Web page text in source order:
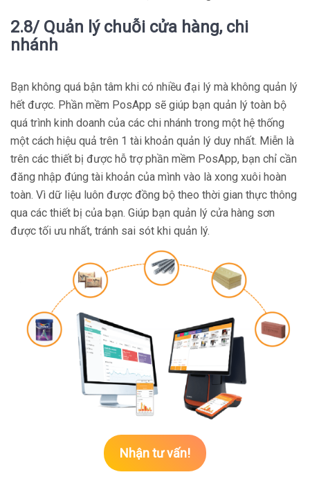
2.8/ Quản lý chuỗi cửa hàng, chi
nhánh
Bạn không quá bận tâm khi có nhiều đại lý mà không quản lý
hết được. Phần mềm PosApp sẽ giúp bạn quản lý toàn bộ
quá trình kinh doanh của các chi nhánh trong một hệ thống
một cách hiệu quả trên 1 tài khoản quản lý duy nhất. Miễn là
trên các thiết bị được hỗ trợ phần mềm PosApp, bạn chỉ cần
đăng nhập đúng tài khoản của mình vào là xong xuôi hoàn
toàn. Vì dữ liệu luôn được đồng bộ theo thời gian thực thông
qua các thiết bị của bạn. Giúp bạn quản lý cửa hàng sơn
được tối ưu nhất, tránh sai sót khi quản lý.
Nhận tư vấn!